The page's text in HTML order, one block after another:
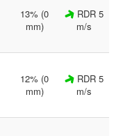
13% (0
mm)
RDR 5
m/s
12% (0
mm)
RDR 5
m/s